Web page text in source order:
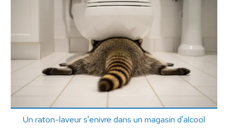
Un raton-laveur s'enivre dans un magasin d'alcool